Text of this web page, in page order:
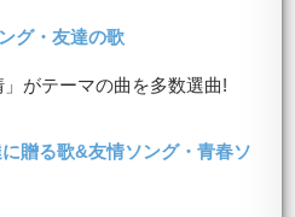
グ・友達の歌
がテーマの曲を多数選曲!
に贈る歌&友情ソング・青春ソ